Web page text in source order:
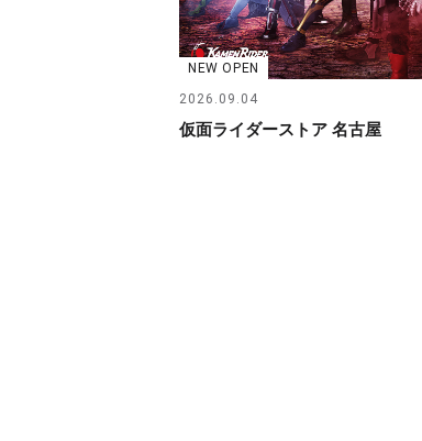
NEW OPEN
2026.09.04
仮面ライダーストア 名古屋